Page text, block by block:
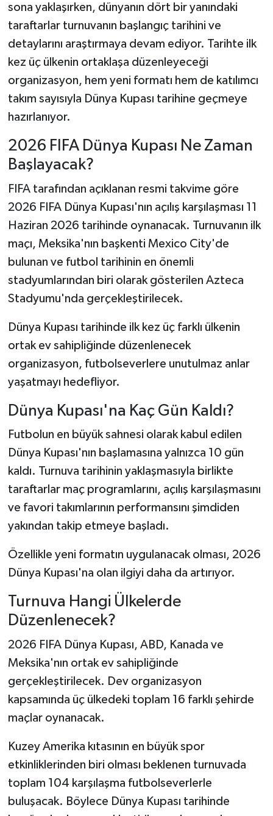
sona yaklaşırken, dünyanın dört bir yanındaki
taraftarlar turnuvanın başlangıç tarihini ve
detaylarını araştırmaya devam ediyor. Tarihte ilk
kez üç ülkenin ortaklaşa düzenleyeceği
organizasyon, hem yeni formatı hem de katılımcı
takım sayısıyla Dünya Kupası tarihine geçmeye
hazırlanıyor.
2026 FIFA Dünya Kupası Ne Zaman
Başlayacak?
FIFA tarafından açıklanan resmi takvime göre
2026 FIFA Dünya Kupası'nın açılış karşılaşması 11
Haziran 2026 tarihinde oynanacak. Turnuvanın ilk
maçı, Meksika'nın başkenti Mexico City'de
bulunan ve futbol tarihinin en önemli
stadyumlarından biri olarak gösterilen Azteca
Stadyumu'nda gerçekleştirilecek.
Dünya Kupası tarihinde ilk kez üç farklı ülkenin
ortak ev sahipliğinde düzenlenecek
organizasyon, futbolseverlere unutulmaz anlar
yaşatmayı hedefliyor.
Dünya Kupası'na Kaç Gün Kaldı?
Futbolun en büyük sahnesi olarak kabul edilen
Dünya Kupası'nın başlamasına yalnızca 10 gün
kaldı. Turnuva tarihinin yaklaşmasıyla birlikte
taraftarlar maç programlarını, açılış karşılaşmasını
ve favori takımlarının performansını şimdiden
yakından takip etmeye başladı.
Özellikle yeni formatın uygulanacak olması, 2026
Dünya Kupası'na olan ilgiyi daha da artırıyor.
Turnuva Hangi Ülkelerde
Düzenlenecek?
2026 FIFA Dünya Kupası, ABD, Kanada ve
Meksika'nın ortak ev sahipliğinde
gerçekleştirilecek. Dev organizasyon
kapsamında üç ülkedeki toplam 16 farklı şehirde
maçlar oynanacak.
Kuzey Amerika kıtasının en büyük spor
etkinliklerinden biri olması beklenen turnuvada
toplam 104 karşılaşma futbolseverlerle
buluşacak. Böylece Dünya Kupası tarihinde
Şenpazar Haberleri
Seydiler Haberleri
Taşköprü Haberleri
Tosya Haberleri
Karadeniz Haberleri
Teknoloji Haberleri
Siyaset Haberleri
Dünya Haberleri
Yerel Haberler
Haber Arşivi